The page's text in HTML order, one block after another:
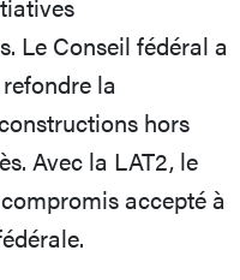
Le Conseil fédéral a
la
hors
Avec la LAT2, le
accepté à